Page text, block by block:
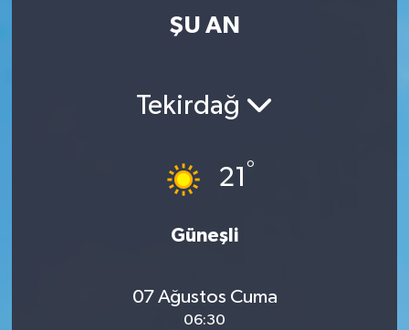
ŞU AN
Tekirdağ
21 °
Güneşli
07 Ağustos Cuma
06:30